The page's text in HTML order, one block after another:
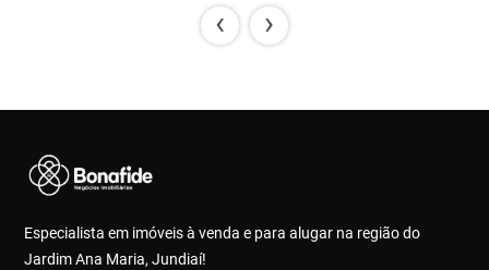
‹ ›
Especialista em imóveis à venda e para alugar na região do
Jardim Ana Maria, Jundiaí!